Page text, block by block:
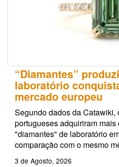
“Diamantes”
laboratório
mercado europeu
Segundo dados da Catawiki,
portugueses adquiriram
"diamantes" de laboratório
comparação com o mesmo
3 de Agosto, 2026